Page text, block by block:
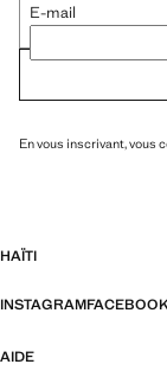
E-mail
En vous inscrivant, vous
HAÏTI
INSTAGRAM
AIDE